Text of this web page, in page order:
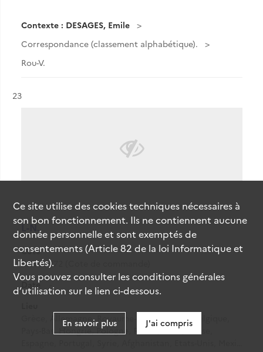
Contexte : DESAGES, Emile
Correspondance (classement alphabétique).
Rou-V.
Résultat n°
23
L-N.
Cote
60PAAP/72 (Cote de commande)
Date
Grèce, Allemagne, Royaume-Uni, Autriche, Belgique,
Pays-Bas, Hongrie, Pologne, Russie, Italie, Suisse,
Ce site utilise descookiestechniques nécessaires à
son bon fonctionnement. Ils ne contiennent aucune
donnée personnelle et sont exemptés de
consentements (Article 82 de la loi Informatique et
Libertés).
Vous pouvez consulter les conditions générales
d’utilisation sur le lien ci-dessous.
En savoir plus J'ai compris